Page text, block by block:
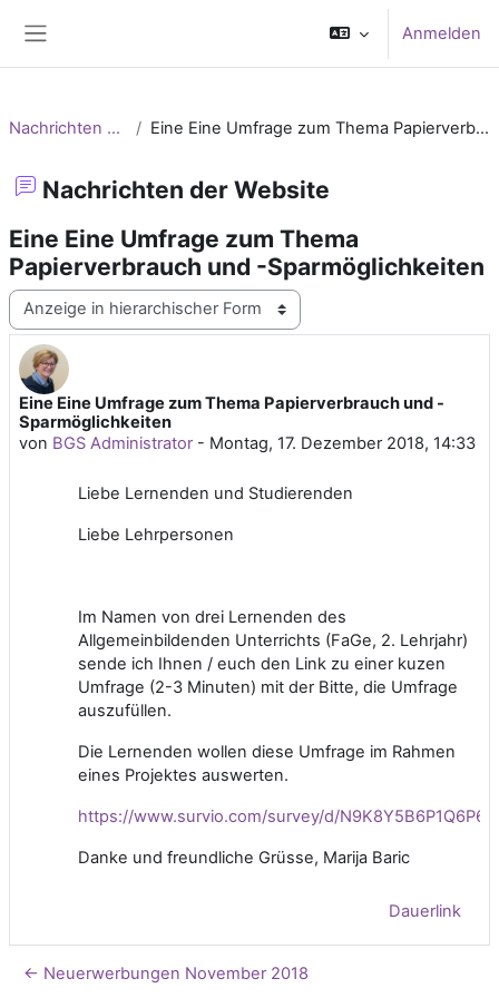
Anmelden
Nachrichten der Website Eine Eine Umfrage zum Thema Papierverbrauch und -Sparmöglichkeiten
Nachrichten der Website
Eine Eine Umfrage zum Thema
Papierverbrauch und -Sparmöglichkeiten
Anzeigemodus
Eine Eine Umfrage zum Thema Papierverbrauch und -
Sparmöglichkeiten
von BGS Administrator - Montag, 17. Dezember 2018, 14:33
Anzahl Antworten: 0
Liebe Lernenden und Studierenden
Liebe Lehrpersonen
Im Namen von drei Lernenden des
Allgemeinbildenden Unterrichts (FaGe, 2. Lehrjahr)
sende ich Ihnen / euch den Link zu einer kuzen
Umfrage (2-3 Minuten) mit der Bitte, die Umfrage
auszufüllen.
Die Lernenden wollen diese Umfrage im Rahmen
eines Projektes auswerten.
https://www.survio.com/survey/d/
Danke und freundliche Grüsse, Marija Baric
Dauerlink
← Neuerwerbungen November 2018